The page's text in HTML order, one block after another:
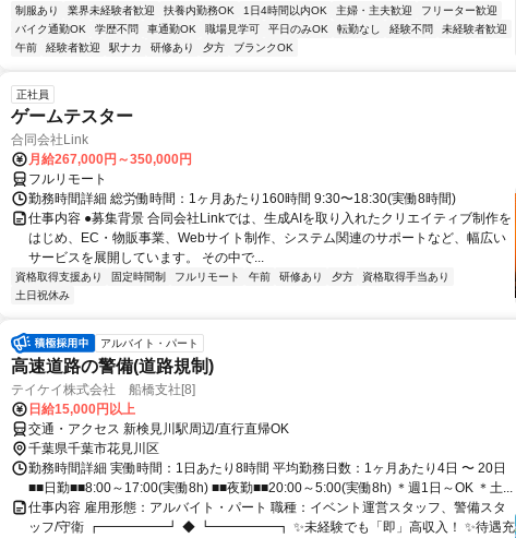
制服あり 業界未経験者歓迎 扶養内勤務OK 1日4時間以内OK 主婦・主夫歓迎
フリーター歓迎
バイク通勤OK
学歴不問 車通勤OK 職場見学可 平日のみOK 転勤なし 経験不問
未経験者歓迎
午前
経験者歓迎 駅ナカ 研修あり 夕方 ブランクOK
正社員
ゲームテスター
合同会社Link
月給267,000円～350,000円
フルリモート
勤務時間詳細 総労働時間：1ヶ月あたり160時間 9:30〜18:30(実働8時間)
仕事内容 ●募集背景 合同会社Linkでは、生成AIを取り入れたクリエイティブ制作を
はじめ、EC・物販事業、Webサイト制作、システム関連のサポートなど、幅広い
サービスを展開しています。 その中で...
資格取得支援あり 固定時間制 フルリモート 午前 研修あり 夕方
資格取得手当あり
土日祝休み
アルバイト・パート
高速道路の警備(道路規制)
テイケイ株式会社 船橋支社[8]
日給15,000円以上
交通・アクセス 新検見川駅周辺/直行直帰OK
千葉県千葉市花見川区
勤務時間詳細 実働時間：1日あたり8時間 平均勤務日数：1ヶ月あたり4日 〜 20日
■■日勤■■8:00～17:00(実働8h) ■■夜勤■■20:00～5:00(実働8h) ＊週1日～OK ＊土...
仕事内容 雇用形態：アルバイト・パート 職種：イベント運営スタッフ、警備スタ
ッフ/守衛 ┏━━━━━┛ ◆ ┗━━━━━┓ ✨未経験でも「即」高収入！ ✨待遇充